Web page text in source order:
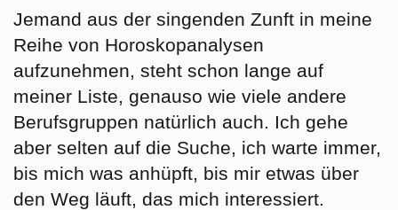
Jemand aus der singenden Zunft in meine
Reihe von Horoskopanalysen
aufzunehmen, steht schon lange auf
meiner Liste, genauso wie viele andere
Berufsgruppen natürlich auch. Ich gehe
aber selten auf die Suche, ich warte immer,
bis mich was anhüpft, bis mir etwas über
den Weg läuft, das mich interessiert.